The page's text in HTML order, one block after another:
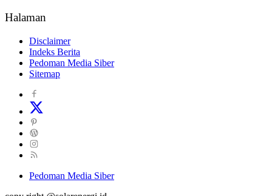
Halaman
Disclaimer
Indeks Berita
Pedoman Media Siber
Sitemap
Pedoman Media Siber